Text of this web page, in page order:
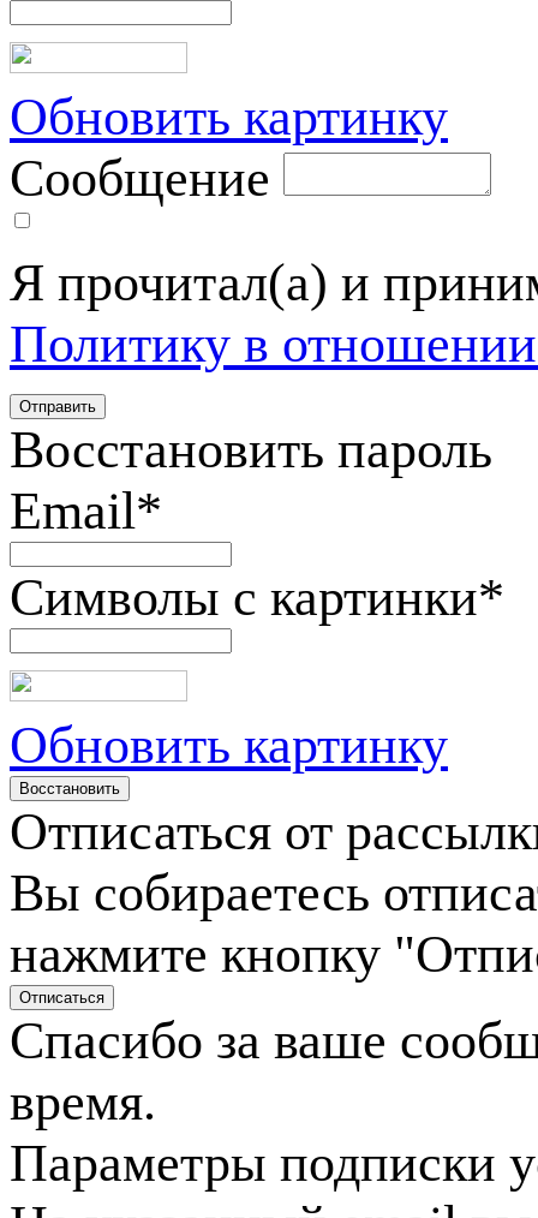
Обновить картинку
Сообщение
Я прочитал(а) и
Политику в
Восстановить пароль
Email*
Символы с картинки*
Обновить картинку
Отписаться от
Вы собираетесь
нажмите кнопку
Спасибо за ваше
время.
Параметры подписки